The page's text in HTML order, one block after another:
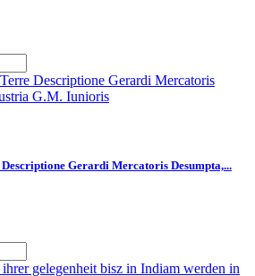
Gerardi Mercatoris Desumpta,...